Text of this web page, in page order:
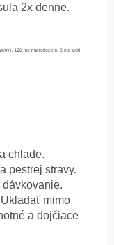
2x denne.
chlade.
pestrej stravy.
mimo
a dojčiace